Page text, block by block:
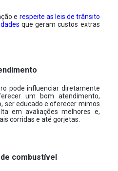
e respeite as leis de trânsito
que geram custos extras
pode influenciar diretamente
um bom atendimento,
ser educado e oferecer mimos
em avaliações melhores e,
corridas e até gorjetas.
combustível